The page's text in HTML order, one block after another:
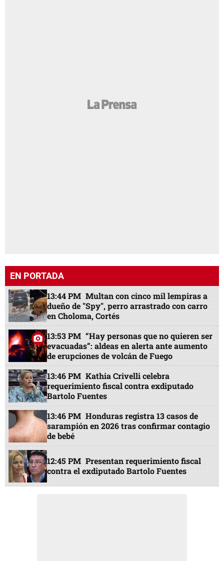
EN PORTADA
13:44 PM Multan con cinco mil lempiras a
dueño de "Spy", perro arrastrado con carro
en Choloma, Cortés
13:53 PM “Hay personas que no quieren ser
evacuadas”: aldeas en alerta ante aumento
de erupciones de volcán de Fuego
13:46 PM Kathia Crivelli celebra
requerimiento fiscal contra exdiputado
Bartolo Fuentes
13:46 PM Honduras registra 13 casos de
sarampión en 2026 tras confirmar contagio
de bebé
12:45 PM Presentan requerimiento fiscal
contra el exdiputado Bartolo Fuentes